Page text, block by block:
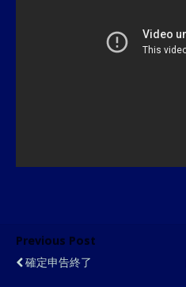
Previous Post
確定申告終了